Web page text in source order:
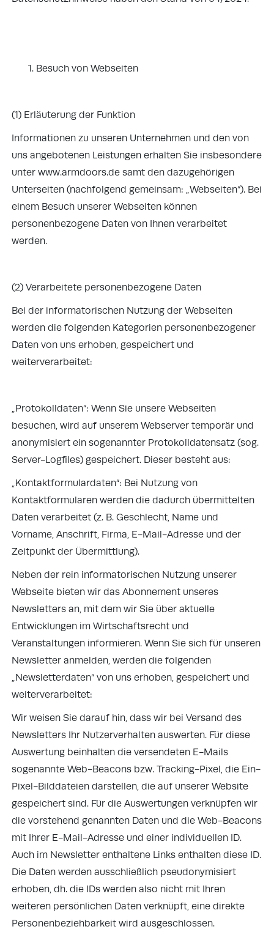
Besuch von Webseiten
(1) Erläuterung der Funktion
Informationen zu unseren Unternehmen und den von
uns angebotenen Leistungen erhalten Sie insbesondere
unter www.armdoors.de samt den dazugehörigen
Unterseiten (nachfolgend gemeinsam: „Webseiten“). Bei
einem Besuch unserer Webseiten können
personenbezogene Daten von Ihnen verarbeitet
werden.
(2) Verarbeitete personenbezogene Daten
Bei der informatorischen Nutzung der Webseiten
werden die folgenden Kategorien personenbezogener
Daten von uns erhoben, gespeichert und
weiterverarbeitet:
„Protokolldaten“: Wenn Sie unsere Webseiten
besuchen, wird auf unserem Webserver temporär und
anonymisiert ein sogenannter Protokolldatensatz (sog.
Server-Logfiles) gespeichert. Dieser besteht aus:
„Kontaktformulardaten“: Bei Nutzung von
Kontaktformularen werden die dadurch übermittelten
Daten verarbeitet (z. B. Geschlecht, Name und
Vorname, Anschrift, Firma, E-Mail-Adresse und der
Zeitpunkt der Übermittlung).
Neben der rein informatorischen Nutzung unserer
Webseite bieten wir das Abonnement unseres
Newsletters an, mit dem wir Sie über aktuelle
Entwicklungen im Wirtschaftsrecht und
Veranstaltungen informieren. Wenn Sie sich für unseren
Newsletter anmelden, werden die folgenden
„Newsletterdaten“ von uns erhoben, gespeichert und
weiterverarbeitet:
Wir weisen Sie darauf hin, dass wir bei Versand des
Newsletters Ihr Nutzerverhalten auswerten. Für diese
Auswertung beinhalten die versendeten E-Mails
sogenannte Web-Beacons bzw. Tracking-Pixel, die Ein-
Pixel-Bilddateien darstellen, die auf unserer Website
gespeichert sind. Für die Auswertungen verknüpfen wir
die vorstehend genannten Daten und die Web-Beacons
mit Ihrer E-Mail-Adresse und einer individuellen ID.
Auch im Newsletter enthaltene Links enthalten diese ID.
Die Daten werden ausschließlich pseudonymisiert
erhoben, dh. die IDs werden also nicht mit Ihren
weiteren persönlichen Daten verknüpft, eine direkte
Personenbeziehbarkeit wird ausgeschlossen.